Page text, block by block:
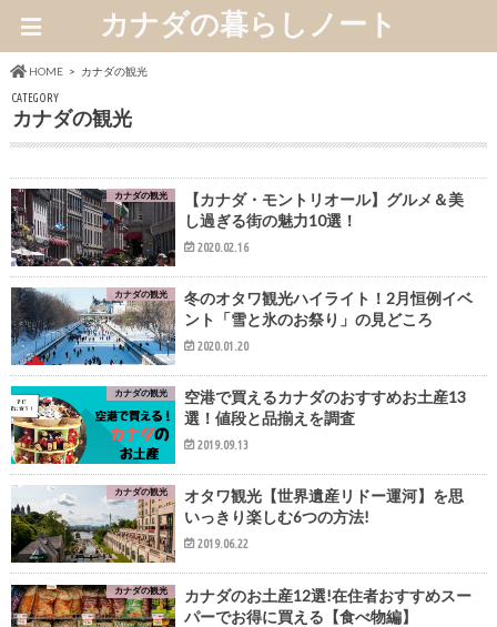
カナダの暮らしノート
HOME カナダの観光
CATEGORY
カナダの観光
カナダの観光
【カナダ・モントリオール】グルメ＆美
し過ぎる街の魅力10選！
2020.02.16
カナダの観光
冬のオタワ観光ハイライト！2月恒例イベ
ント「雪と氷のお祭り」の見どころ
2020.01.20
カナダの観光
空港で買えるカナダのおすすめお土産13
選！値段と品揃えを調査
2019.09.13
カナダの観光
オタワ観光【世界遺産リドー運河】を思
いっきり楽しむ6つの方法!
2019.06.22
カナダの観光
カナダのお土産12選!在住者おすすめスー
パーでお得に買える【食べ物編】